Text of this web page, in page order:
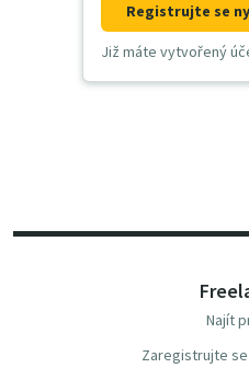
Registrujte se
Již máte vytvořený
Najít
Zaregistrujte